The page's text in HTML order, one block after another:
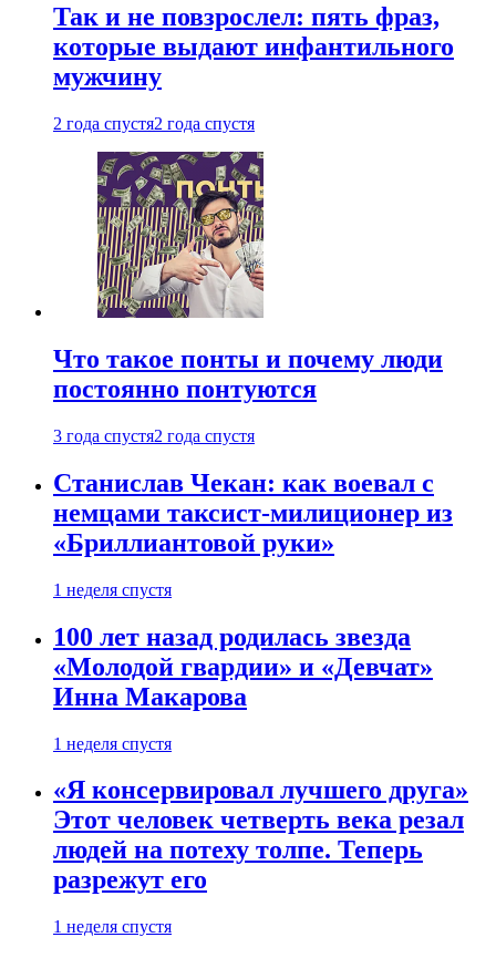
Так и не повзрослел: пять фраз,
которые выдают инфантильного
мужчину
2 года спустя2 года спустя
Что такое понты и почему люди
постоянно понтуются
3 года спустя2 года спустя
Станислав Чекан: как воевал с
немцами таксист-милиционер из
«Бриллиантовой руки»
1 неделя спустя
100 лет назад родилась звезда
«Молодой гвардии» и «Девчат»
Инна Макарова
1 неделя спустя
«Я консервировал лучшего друга»
Этот человек четверть века резал
людей на потеху толпе. Теперь
разрежут его
1 неделя спустя